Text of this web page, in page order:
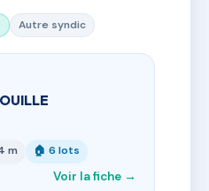
Autre syndic
m 🏠 6 lots
Voir la fiche →